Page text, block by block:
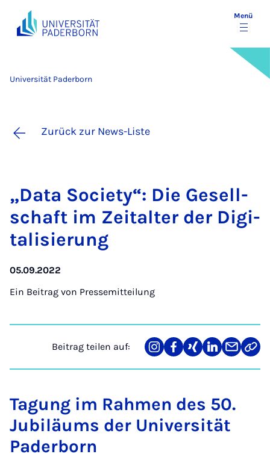
Menü
Universität Paderborn
Zurück zur News-Liste
„Da­ta So­ci­e­ty“: Die Ge­sell­
schaft im Zeit­al­ter der Di­gi­
ta­li­sie­rung
05.09.2022
Ein Beitrag von Pressemitteilung
Beitrag teilen auf:
Teilen
auf
Teilen
auf
Teilen
auf
Teilen
auf
Teilen
über
Link
Tagung im Rahmen des 50.
Jubiläums der Universität
Paderborn